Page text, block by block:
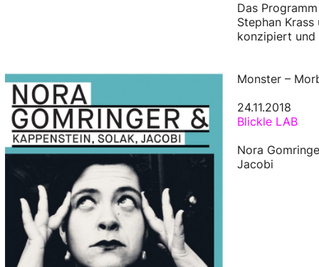
Das
Stephan
konzipiert und
Monster –
24.11.2018
Blickle LAB
Nora
Jacobi